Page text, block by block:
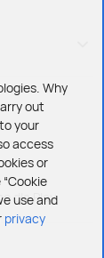
dla Play
Why
out
your
access
or
use and
privacy